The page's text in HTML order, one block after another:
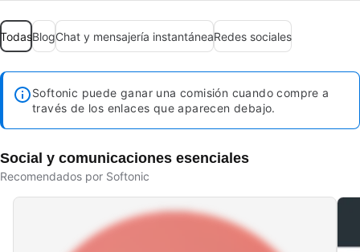
TodasBlogChat y mensajería instantáneaRedes sociales
Softonic puede ganar una comisión cuando compre a
través de los enlaces que aparecen debajo.
Social y comunicaciones esenciales
Recomendados por Softonic